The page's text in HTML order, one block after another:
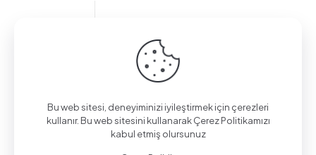
Bilgi almak için arayın.
(0312) 325 02 01
Bu web sitesi, deneyiminizi iyileştirmek için çerezleri
kullanır. Bu web sitesini kullanarak Çerez Politikamızı
kabul etmiş olursunuz